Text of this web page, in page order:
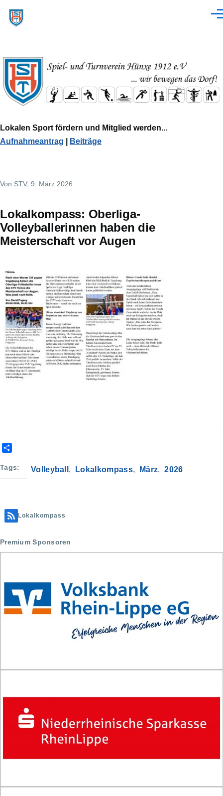
Lokalen Sport fördern und Mitglied werden...
Aufnahmeantrag
Beiträge
Von STV, 9. März 2026
Lokalkompass: Oberliga-
Volleyballerinnen haben die
Meisterschaft vor Augen
a
Tags Volleyball Lokalkompass März 2026
Lokalkompass
Premium Sponsoren